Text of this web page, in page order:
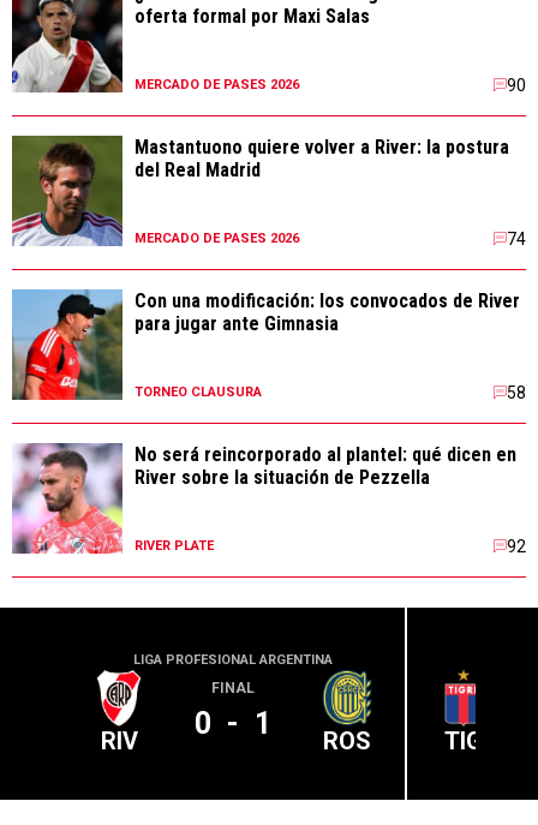
oferta formal por Maxi Salas
MERCADO DE PASES 2026 90
Mastantuono quiere volver a River: la postura
del Real Madrid
MERCADO DE PASES 2026 74
Con una modificación: los convocados de River
para jugar ante Gimnasia
TORNEO CLAUSURA 58
No será reincorporado al plantel: qué dicen en
River sobre la situación de Pezzella
RIVER PLATE 92
LIGA PROFESIONAL ARGENTINA
RIV
FINAL
0 - 1 ROS TIG